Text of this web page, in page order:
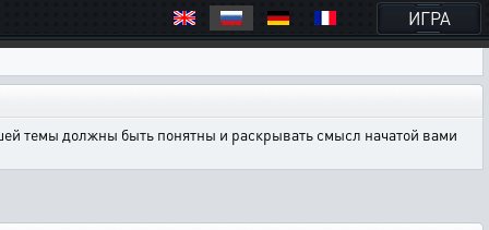
ИГРА
темы должны быть понятны и раскрывать смысл начатой вами